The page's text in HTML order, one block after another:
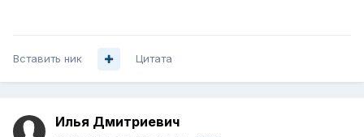
Вставить ник Цитата
Илья Дмитриевич